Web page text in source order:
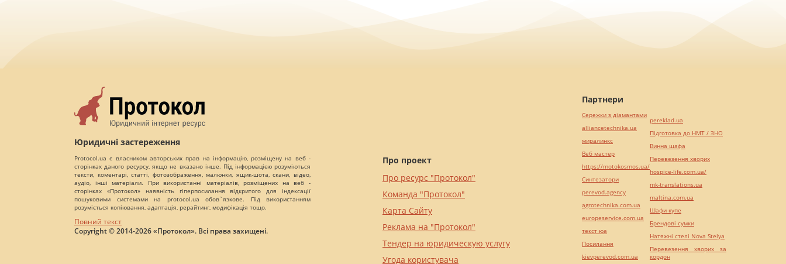
Юридичні застереження
Protocol.ua є власником авторських прав на інформацію, розміщену на веб -
сторінках даного ресурсу, якщо не вказано інше. Під інформацією розуміються
тексти, коментарі, статті, фотозображення, малюнки, ящик-шота, скани, відео,
аудіо, інші матеріали. При використанні матеріалів, розміщених на веб -
сторінках «Протокол» наявність гіперпосилання відкритого для індексації
пошуковими системами на protocol.ua обов`язкове. Під використанням
розуміється копіювання, адаптація, рерайтинг, модифікація тощо.
Повний текст
Copyright © 2014-2026 «Протокол». Всі права захищені.
Про проект
Про ресурс "Протокол"
Команда "Протокол"
Карта Сайту
Реклама на "Протокол"
Тендер на юридическую услугу
Угода користувача
Партнери
Сережки з діамантами
alliancetechnika.ua
миралинкс
Веб мастер
https://motokosmos.ua/
Синтезатори
perevod.agency
agrotechnika.com.ua
europeservice.com.ua
текст юа
Посилання
kievperevod.com.ua
pereklad.ua
Підготовка до НМТ / ЗНО
Винна шафа
Перевезення хворих
hospice-life.com.ua/
mk-translations.ua
maltina.com.ua
Шафи купе
Брендові сумки
Натяжні стелі Nova Stelya
Перевезення хворих за
кордон